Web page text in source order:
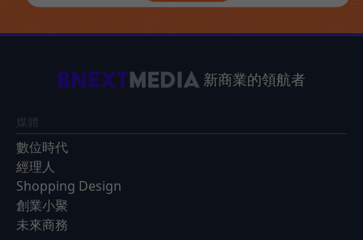
新商業的領航者
媒體
數位時代
經理人
Shopping Design
創業小聚
未來商務